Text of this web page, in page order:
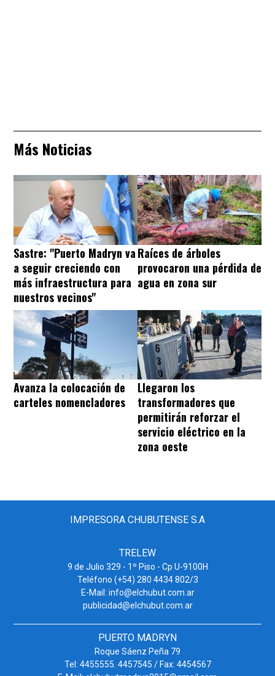
Más Noticias
Sastre: "Puerto Madryn va
a seguir creciendo con
más infraestructura para
nuestros vecinos"
Raíces de árboles
provocaron una pérdida de
agua en zona sur
Avanza la colocación de
carteles nomencladores
Llegaron los
transformadores que
permitirán reforzar el
servicio eléctrico en la
zona oeste
IMPRESORA CHUBUTENSE S.A
TRELEW
9 de Julio 329 - 1º Piso - Cp U-9100H
Teléfono (+54) 280 4434 802/3
E-Mail: info@elchubut.com.ar
publicidad@elchubut.com.ar
PUERTO MADRYN
Roque Sáenz Peña 79
Tel: 4455555. 4457545 / Fax: 4454567